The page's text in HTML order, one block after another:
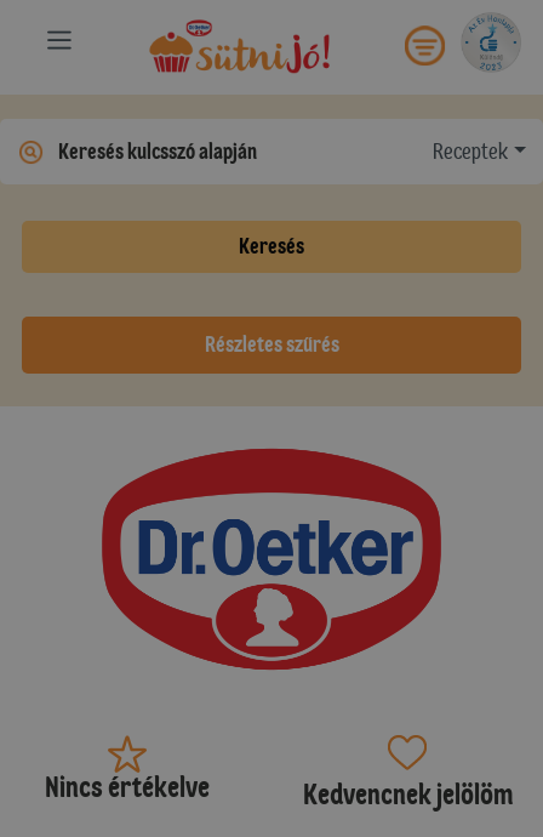
Receptek
Keresés
Részletes szűrés
Nincs értékelve Kedvencnek jelölöm